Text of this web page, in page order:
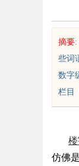
sc
摘要:
些词
数字
栏目
仿佛
AC 国际医疗实验